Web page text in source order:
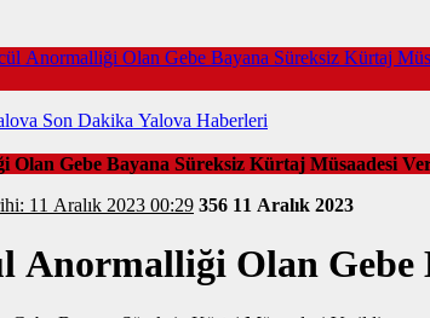
Anormalliği Olan Gebe Bayana Süreksiz Kürtaj
Son Dakika Yalova Haberleri
Olan Gebe Bayana Süreksiz Kürtaj Müsaadesi
Tarihi: 11 Aralık 2023 00:29 356 11 Aralık 2023
Anormalliği Olan